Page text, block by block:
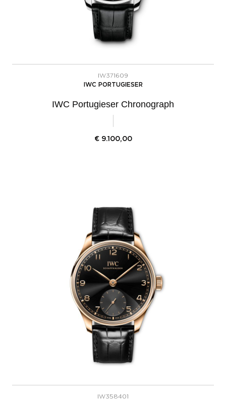
IW371609
IWC PORTUGIESER
IWC Portugieser Chronograph
€ 9.100,00
IW358401